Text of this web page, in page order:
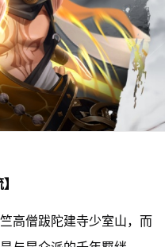
高僧跋陀建寺少室山，而